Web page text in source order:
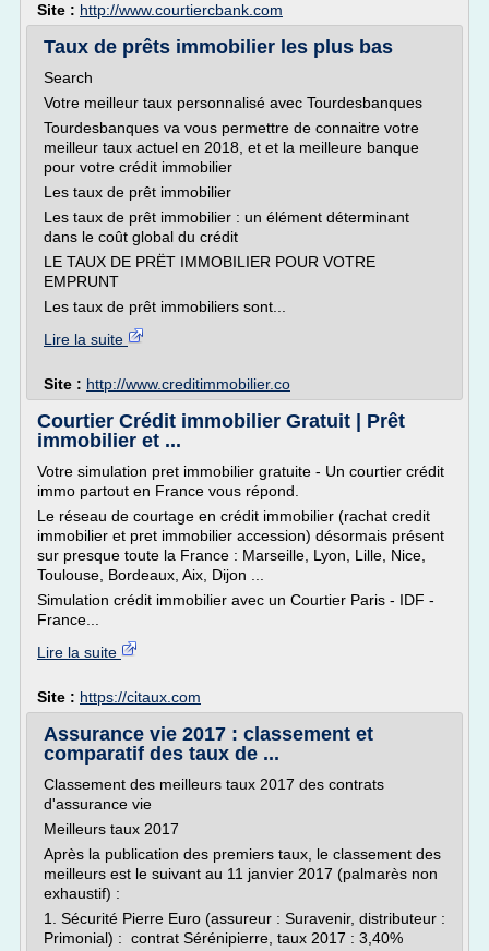
Site : http://www.courtiercbank.com
Taux de prêts immobilier les plus bas
Search
Votre meilleur taux personnalisé avec Tourdesbanques
Tourdesbanques va vous permettre de connaitre votre
meilleur taux actuel en 2018, et et la meilleure banque
pour votre crédit immobilier
Les taux de prêt immobilier
Les taux de prêt immobilier : un élément déterminant
dans le coût global du crédit
LE TAUX DE PRËT IMMOBILIER POUR VOTRE
EMPRUNT
Les taux de prêt immobiliers sont...
Lire la suite
Site : http://www.creditimmobilier.co
Courtier Crédit immobilier Gratuit | Prêt
immobilier et ...
Votre simulation pret immobilier gratuite - Un courtier crédit
immo partout en France vous répond.
Le réseau de courtage en crédit immobilier (rachat credit
immobilier et pret immobilier accession) désormais présent
sur presque toute la France : Marseille, Lyon, Lille, Nice,
Toulouse, Bordeaux, Aix, Dijon ...
Simulation crédit immobilier avec un Courtier Paris - IDF -
France...
Lire la suite
Site : https://citaux.com
Assurance vie 2017 : classement et
comparatif des taux de ...
Classement des meilleurs taux 2017 des contrats
d'assurance vie
Meilleurs taux 2017
Après la publication des premiers taux, le classement des
meilleurs est le suivant au 11 janvier 2017 (palmarès non
exhaustif) :
1. Sécurité Pierre Euro (assureur : Suravenir, distributeur :
Primonial) : contrat Sérénipierre, taux 2017 : 3,40%